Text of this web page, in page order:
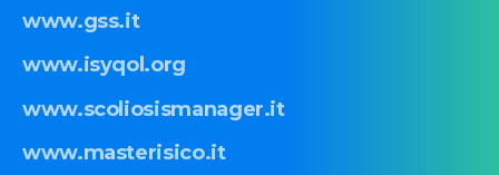
www.gss.it
www.isyqol.org
www.scoliosismanager.it
www.masterisico.it